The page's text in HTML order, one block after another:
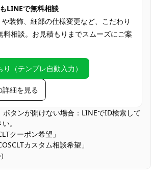
アニメ・ゲーム系イベント、コミケ・即売
会、スタジオ撮影会、屋外ロケ撮影、ハロ
ウィン仮装、コスプレ交流会、学園祭・文
化祭ステージ、SNS用ポートレート撮影
コスプレ愛好家、アニメや漫画、ゲームフ
ァン、出演者
他の衣類と同じく、清潔に乾燥を保ち、鋭
い物によっての破れを避けてください。
新品未使用
量化のために薄手素材を採用していま
ーの色が出やすい場合があるため、濃色
ます。
LINEで無料相談
装飾、細部の仕様変更など、こだわり
料相談。お見積もりまでスムーズにご案
（テンプレ自動入力）
詳細を見る
タンが開けない場合：LINEでID検索して
。
クーポン希望」
カスタム相談希望」